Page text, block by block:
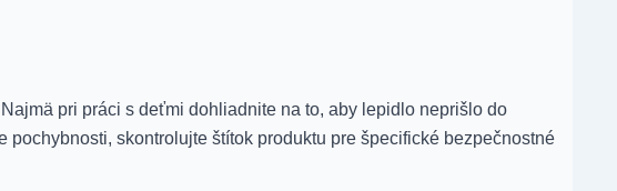
pri práci s deťmi dohliadnite na to, aby lepidlo neprišlo do
skontrolujte štítok produktu pre špecifické bezpečnostné